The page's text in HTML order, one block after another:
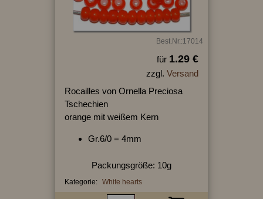
Best.Nr.:17014
für 1.29 €
zzgl. Versand
Rocailles von Ornella Preciosa
Tschechien
orange mit weißem Kern
Gr.6/0 = 4mm
Packungsgröße: 10g
Kategorie: White hearts